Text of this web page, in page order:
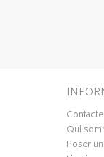
Qui
Poser